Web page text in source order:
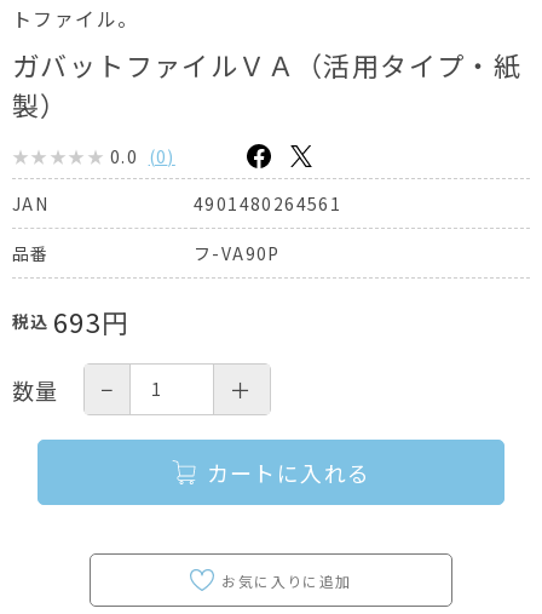
トファイル。
ガバットファイルＶＡ（活用タイプ・紙
製）
0.0 (0)
JAN
4901480264561
品番 フ-VA90P
税込 693円
数量 − ＋
カートに入れる